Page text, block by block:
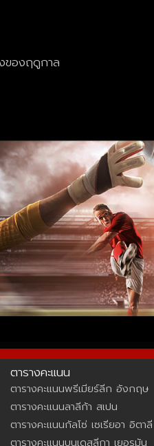
ของฤดูกาล
ตารางคะแนน
ตารางคะแนนพรีเมียร์ลีก อังกฤษ
ตารางคะแนนลาลีก้า สเปน
ตารางคะแนนกัลโซ่ เซเรียอา อิตาลี
ตารางคะแนนบุนเดสลีกา เยอรมัน